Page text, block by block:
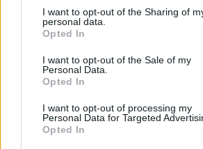
I want to opt-out of the Sharing of
personal data.
Opted In
I want to opt-out of the Sale of my
Personal Data.
Opted In
I want to opt-out of processing my
Personal Data for Targeted
Opted In
WhatsApp Stampa